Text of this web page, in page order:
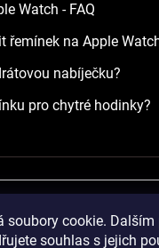
soubory cookie. Dalším
souhlas s jejich
Watch - FAQ
řemínek na Apple
nabíječku?
pro chytré hodinky?
Vytvořil Shoptet